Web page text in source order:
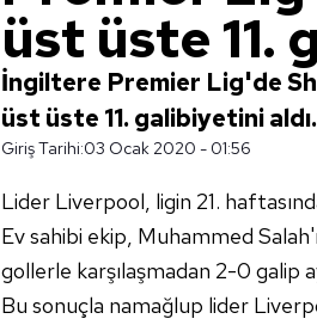
üst üste 11.
İngiltere Premier Lig'de
üst üste 11. galibiyetini aldı.
Giriş Tarihi:03 Ocak 2020 - 01:56
Lider Liverpool, ligin 21.
Ev sahibi ekip, Muhammed
gollerle karşılaşmadan 2-0 galip
Bu sonuçla namağlup lider